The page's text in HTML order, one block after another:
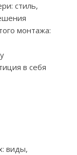
стиль,
монтажа:
в себя
виды,